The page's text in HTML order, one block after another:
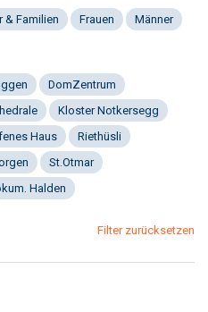
& Familien Frauen Männer
DomZentrum
Kloster Notkersegg
Haus
Riethüsli
St.Otmar
Halden
Filter zurücksetzen